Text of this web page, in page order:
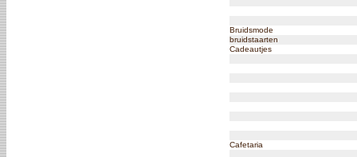
Bruidsmode
bruidstaarten
Cadeautjes
Cafetaria